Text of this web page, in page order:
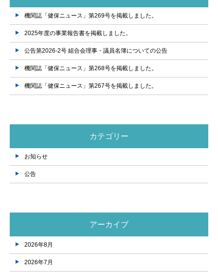
機関誌「健保ニュース」第269号を掲載しました。
2025年度の事業報告書を掲載しました。
公告第2026-2号 組合会理事・議員名簿についての公告
機関誌「健保ニュース」第268号を掲載しました。
機関誌「健保ニュース」第267号を掲載しました。
カテゴリー
お知らせ
公告
アーカイブ
2026年8月
2026年7月